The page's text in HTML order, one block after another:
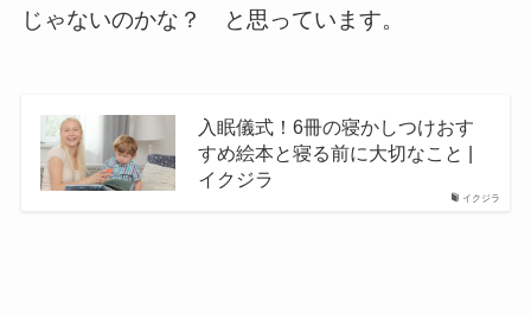
じゃないのかな？ と思っています。
イクジラ
入眠儀式！6冊の寝かしつけおす
すめ絵本と寝る前に大切なこと |
イクジラ